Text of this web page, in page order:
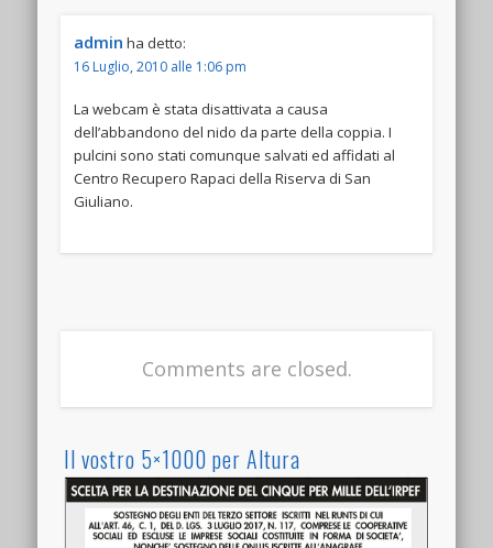
admin ha detto:
16 Luglio, 2010 alle 1:06 pm
La webcam è stata disattivata a causa
dell’abbandono del nido da parte della coppia. I
pulcini sono stati comunque salvati ed affidati al
Centro Recupero Rapaci della Riserva di San
Giuliano.
Comments are closed.
Il vostro 5×1000 per Altura